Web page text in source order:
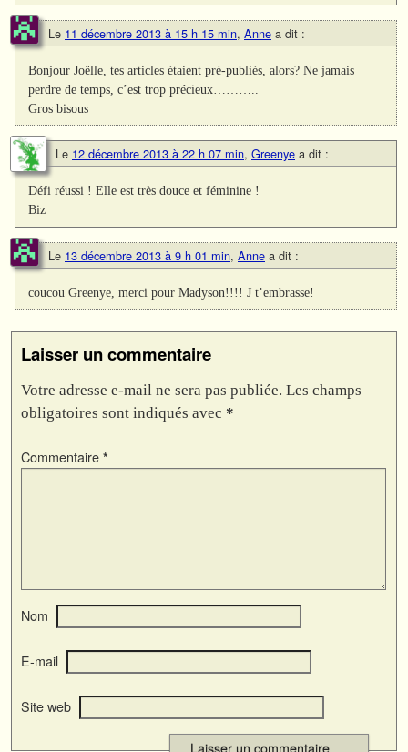
Le 11 décembre 2013 à 15 h 15 min, Anne a dit :
Bonjour Joëlle, tes articles étaient pré-publiés, alors? Ne jamais
perdre de temps, c’est trop précieux………..
Gros bisous
Le 12 décembre 2013 à 22 h 07 min, Greenye a dit :
Défi réussi ! Elle est très douce et féminine !
Biz
Le 13 décembre 2013 à 9 h 01 min, Anne a dit :
coucou Greenye, merci pour Madyson!!!! J t’embrasse!
Laisser un commentaire
Votre adresse e-mail ne sera pas publiée. Les champs
obligatoires sont indiqués avec *
Commentaire *
Nom
E-mail
Site web